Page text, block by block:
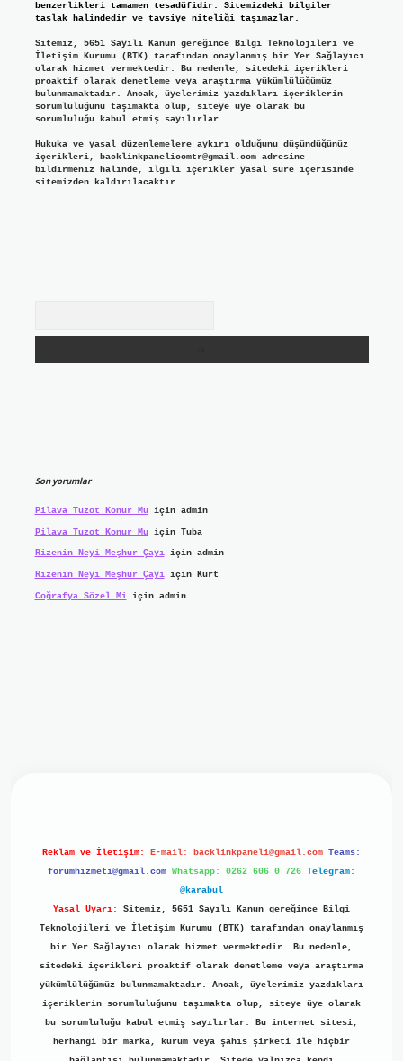
benzerlikleri tamamen tesadüfidir. Sitemizdeki bilgiler
taslak halindedir ve tavsiye niteliği taşımazlar.
Sitemiz, 5651 Sayılı Kanun gereğince Bilgi Teknolojileri ve
İletişim Kurumu (BTK) tarafından onaylanmış bir Yer Sağlayıcı
olarak hizmet vermektedir. Bu nedenle, sitedeki içerikleri
proaktif olarak denetleme veya araştırma yükümlülüğümüz
bulunmamaktadır. Ancak, üyelerimiz yazdıkları içeriklerin
sorumluluğunu taşımakta olup, siteye üye olarak bu
sorumluluğu kabul etmiş sayılırlar.
Hukuka ve yasal düzenlemelere aykırı olduğunu düşündüğünüz
içerikleri, backlinkpanelicomtr@gmail.comadresine
bildirmeniz halinde, ilgili içerikler yasal süre içerisinde
sitemizden kaldırılacaktır.
Son yorumlar
Pilava Tuzot Konur Muiçin admin
Pilava Tuzot Konur Muiçin Tuba
Rizenin Neyi Meşhur Çayıiçin admin
Rizenin Neyi Meşhur Çayıiçin Kurt
Coğrafya Sözel Miiçin admin
Reklam ve İletişim: E-mail: backlinkpaneli@gmail.com Teams:
forumhizmeti@gmail.com Whatsapp: 0262 606 0 726 Telegram:
@karabul
Yasal Uyarı:
Sitemiz, 5651 Sayılı Kanun gereğince Bilgi
Teknolojileri ve İletişim Kurumu (BTK) tarafından onaylanmış
bir Yer Sağlayıcı olarak hizmet vermektedir. Bu nedenle,
sitedeki içerikleri proaktif olarak denetleme veya araştırma
yükümlülüğümüz bulunmamaktadır. Ancak, üyelerimiz yazdıkları
içeriklerin sorumluluğunu taşımakta olup, siteye üye olarak
bu sorumluluğu kabul etmiş sayılırlar. Bu internet sitesi,
herhangi bir marka, kurum veya şahıs şirketi ile hiçbir